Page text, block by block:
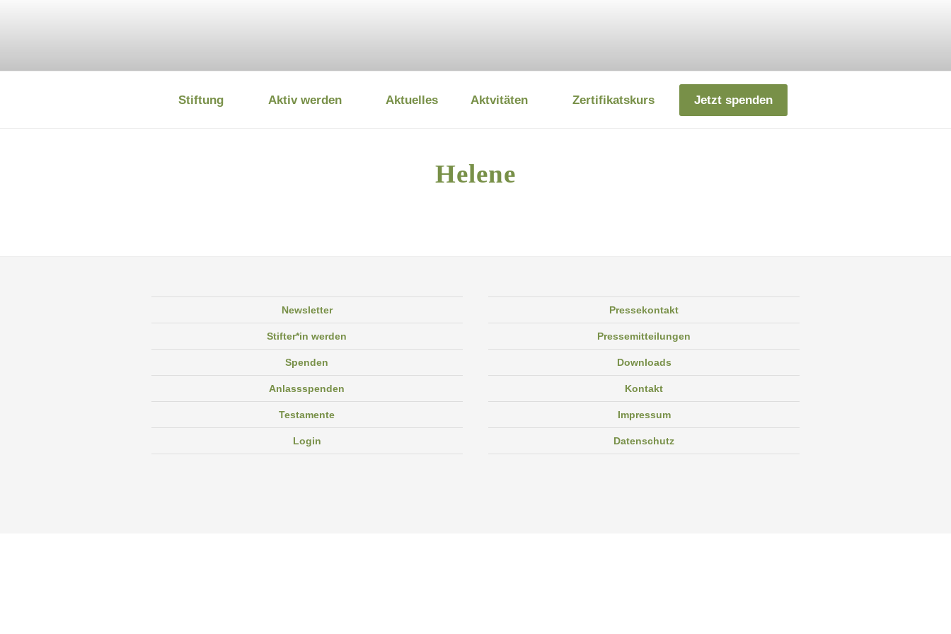
DEUTSCHE UMWELTSTIFTUNG
Stiftung Aktiv werden Aktuelles Aktvitäten Zertifikatskurs Jetzt spenden
Helene
Newsletter
Stifter*in werden
Spenden
Anlassspenden
Testamente
Login
Pressekontakt
Pressemitteilungen
Downloads
Kontakt
Impressum
Datenschutz